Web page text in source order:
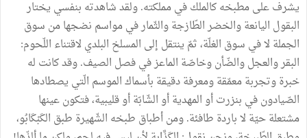
يشرفعلىمطبخهكالملكفيمملكته.ولقدشاهدته بنفسي يختار
البقول اليانعةوالخضرالطّازجةوالثّمارفيمواسم نضجهامن سوق
الجملة لافي سوق الغلّة،ثمّ ينتقل إلى المسلخ البلدي لاقتناء اللّحوم:
البقروالعجلوالضّأنوخاصّة الماعزفيفصل الصيف.وقدكانت له
خبرةوتجربةمعمّقةومعرفةدقيقة بأسماكالموسم الّتي يصطادها
الصّيادونفي بنزرتأوالمهديةأوالشّابّةأوقليبية،فتكونعينها
مشتعلةحيّة لاباردة طافئة.ومنأطباق طبخه الشّهيرة طبق الكَبْكَابُو،